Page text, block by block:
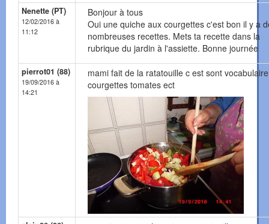
Nenette (PT)
12/02/2016 à
11:12
Bonjour à tous
Oui une quiche aux courgettes c'est bon il y a
nombreuses recettes. Mets ta recette dans la
rubrique du jardin à l'assiette. Bonne journée
pierrot01 (88)
19/09/2016 à
14:21
mami fait de la ratatouille c est sont vocabulaire
courgettes tomates ect